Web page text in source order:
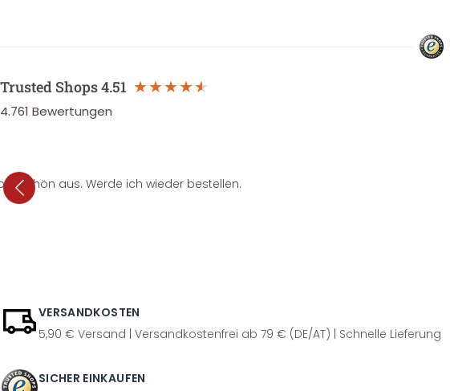
Trusted Shops4.51
4.761 Bewertungen
schön aus. Werde ich wieder bestellen.
VERSANDKOSTEN
5,90 € Versand | Versandkostenfrei ab 79 € (DE/AT) | Schnelle Lieferung
SICHER EINKAUFEN